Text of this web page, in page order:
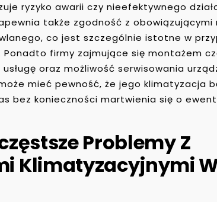
ryzyko awarii czy nieefektywnego
także zgodność z obowiązującymi
co jest szczególnie istotne w
Ponadto firmy zajmujące się montażem
oraz możliwość serwisowania
mieć pewność, że jego klimatyzacja
bez konieczności martwienia się o
Problemy Z
Klimatyzacyjnymi